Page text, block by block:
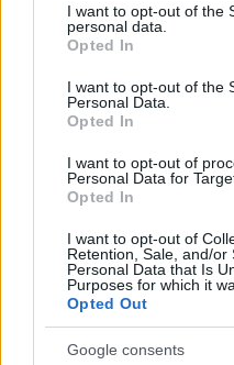
I want to opt-out of the
personal data.
Opted In
I want to opt-out of the
Personal Data.
Opted In
I want to opt-out of
Personal Data for
Opted In
I want to opt-out of
Retention, Sale, and/or
Personal Data that Is
Purposes for which it
Opted Out
Google consents
Chiusa la partita del
vivo quella delMes
,
incerto ed è
Molto dipenderà dal
un rinvio a gennaio.
sui possibili effetti che
cosiddetto Salva-
italiani, ma Lega e FdI
bocciatura in